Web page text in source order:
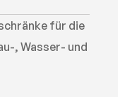
für die
, Wasser- und